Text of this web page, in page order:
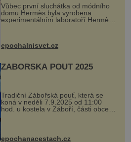
Vůbec první sluchátka od módního
domu Hermès byla vyrobena
experimentálním laboratoří Hermès
kovový...
epochalnisvet.cz
ZÁBOŘSKÁ POUŤ 2025
Tradiční Zábořská pouť, která se
koná v neděli 7.9.2025 od 11:00
hod. u kostela v Záboří, části obce
Kly u Mělníka. V programu naleznete
komentovanou prohlídku kostela,
epochanacestach.cz